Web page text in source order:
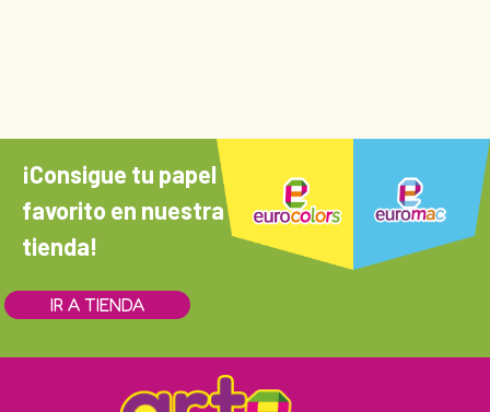
¡Consigue tu papel
favorito en nuestra
tienda!
IR A TIENDA